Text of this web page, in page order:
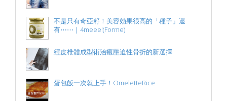
不是只有奇亞籽！美容効果很高的「種子」還
有⋯⋯｜4meee!(Forme)
經皮椎體成型術治癒壓迫性骨折的新選擇
蛋包飯一次就上手！OmeletteRice